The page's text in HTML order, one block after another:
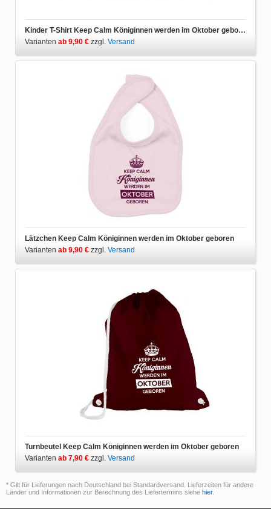
Kinder T-Shirt Keep Calm Königinnen werden im Oktober geboren
Varianten ab 9,90 € zzgl. Versand
Lätzchen Keep Calm Königinnen werden im Oktober geboren
Varianten ab 9,90 € zzgl. Versand
Turnbeutel Keep Calm Königinnen werden im Oktober geboren
Varianten ab 7,90 € zzgl. Versand
* Gilt für Lieferungen nach Deutschland bei Standardversand. Lieferzeiten für andere
Länder und Informationen zur Berechnung des Liefertermins siehe hier.